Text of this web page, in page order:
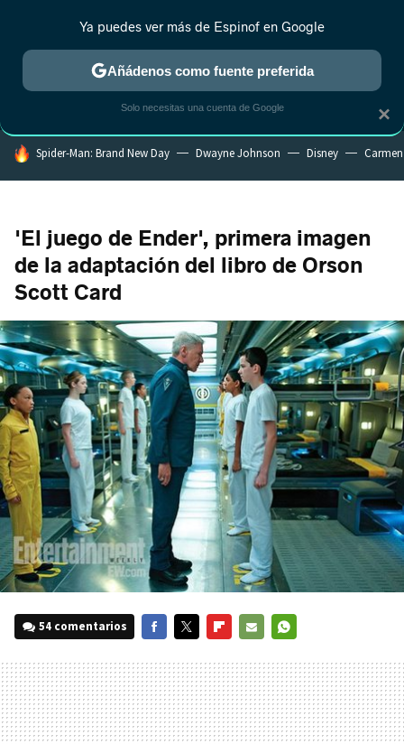
MENÚ NUEVO
ESTRENOS REALITY ANIME RANKINGS CINE
HOY SE HABLA DE
Spider-Man: Brand New Day Dwayne Johnson Disney
'El juego de Ender', primera imagen
de la adaptación del libro de Orson
Scott Card
54 comentarios
MAIL
×
Ya puedes ver más de Espinof en Google
Añádenos como fuente preferida
Solo necesitas una cuenta de Google